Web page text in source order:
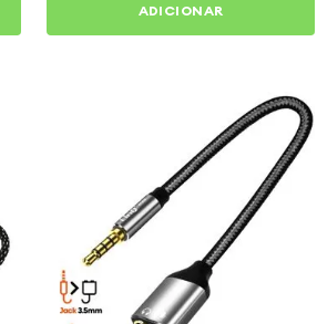
ADICIONAR